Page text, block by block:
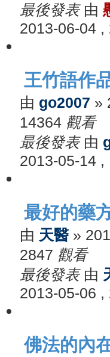
最後發表 由
2013-06-04 ,
王竹語作
由 go2007 »
14364 觀看
最後發表 由
2013-05-14 ,
最好的藥
由 天醫 »
2847 觀看
最後發表 由
2013-05-06 ,
佛法的內